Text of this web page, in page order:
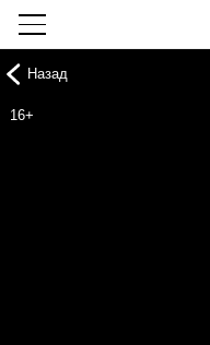
Назад
16+